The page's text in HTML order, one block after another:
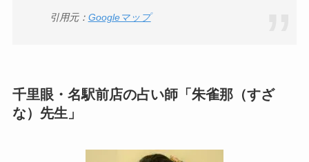
引用元： Googleマップ
千里眼・名駅前店の占い師「朱雀那（すざ
な）先生」